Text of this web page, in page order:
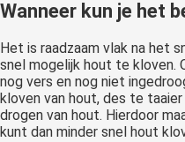
Wanneer kun je het
Het is raadzaam vlak na het
snel mogelijk hout te kloven.
nog vers en nog niet
kloven van hout, des te
drogen van hout. Hierdoor
kunt dan minder snel hout